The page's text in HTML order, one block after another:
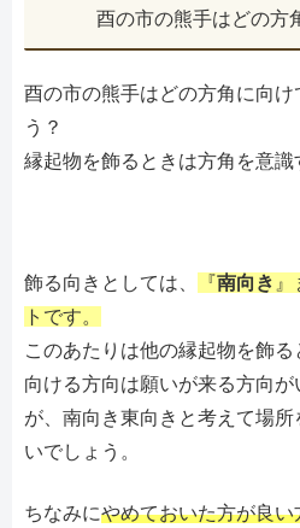
酉の市の熊手はどの方
酉の市の熊手はどの方角に向け
う？
縁起物を飾るときは方角を意識
飾る向きとしては、 『南向き
トです。
このあたりは他の縁起物を飾る
向ける方向は願いが来る方向
が、南向き東向きと考えて場
いでしょう。
ちなみにやめておいた方が良